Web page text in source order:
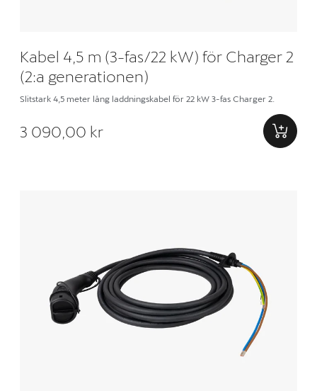
Kabel 4,5 m (3-fas/22 kW) för Charger 2
(2:a generationen)
Slitstark 4,5 meter lång laddningskabel för 22 kW 3-fas Charger 2.
3 090,00 kr